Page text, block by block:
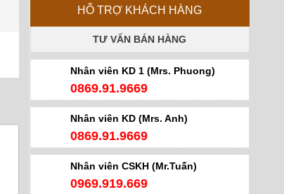
HỖ TRỢ KHÁCH HÀNG
TƯ VẤN BÁN HÀNG
Nhân viên KD 1 (Mrs. Phuong)
0869.91.9669
Nhân viên KD (Mrs. Anh)
0869.91.9669
Nhân viên CSKH (Mr.Tuấn)
0969.919.669